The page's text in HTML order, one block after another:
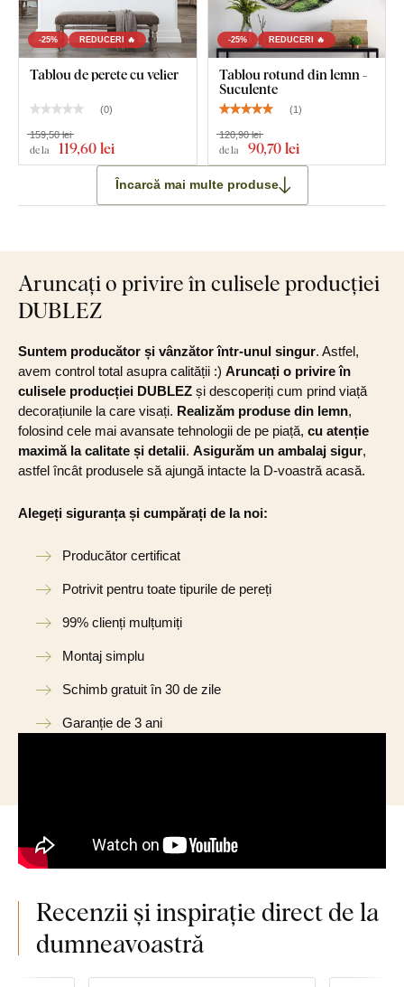
-25% REDUCERI 🔥
Tablou de perete cu velier
(0)
de la 119,60 lei
159,50 lei
-25% REDUCERI 🔥
Tablou rotund din lemn -
Suculente
(1)
de la 90,70 lei
120,90 lei
Încarcă mai multe produse
Aruncați o privire în culisele producției
DUBLEZ
Suntem producător și vânzător într-unul singur. Astfel,
avem control total asupra calității :) Aruncați o privire în
culisele producției DUBLEZ și descoperiți cum prind viață
decorațiunile la care visați. Realizăm produse din lemn,
folosind cele mai avansate tehnologii de pe piață, cu atenție
maximă la calitate și detalii. Asigurăm un ambalaj sigur,
astfel încât produsele să ajungă intacte la D-voastră acasă.
Alegeți siguranța și cumpărați de la noi:
Producător certificat
Potrivit pentru toate tipurile de pereți
99% clienți mulțumiți
Montaj simplu
Schimb gratuit în 30 de zile
Garanție de 3 ani
Recenzii și inspirație direct de la
dumneavoastră